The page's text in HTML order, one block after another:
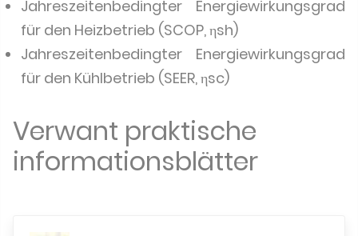
Jahreszeitenbedingter Energiewirkungsgrad
für den Heizbetrieb (SCOP, ηsh)
Jahreszeitenbedingter Energiewirkungsgrad
für den Kühlbetrieb (SEER, ηsc)
Verwant praktische
informationsblätter